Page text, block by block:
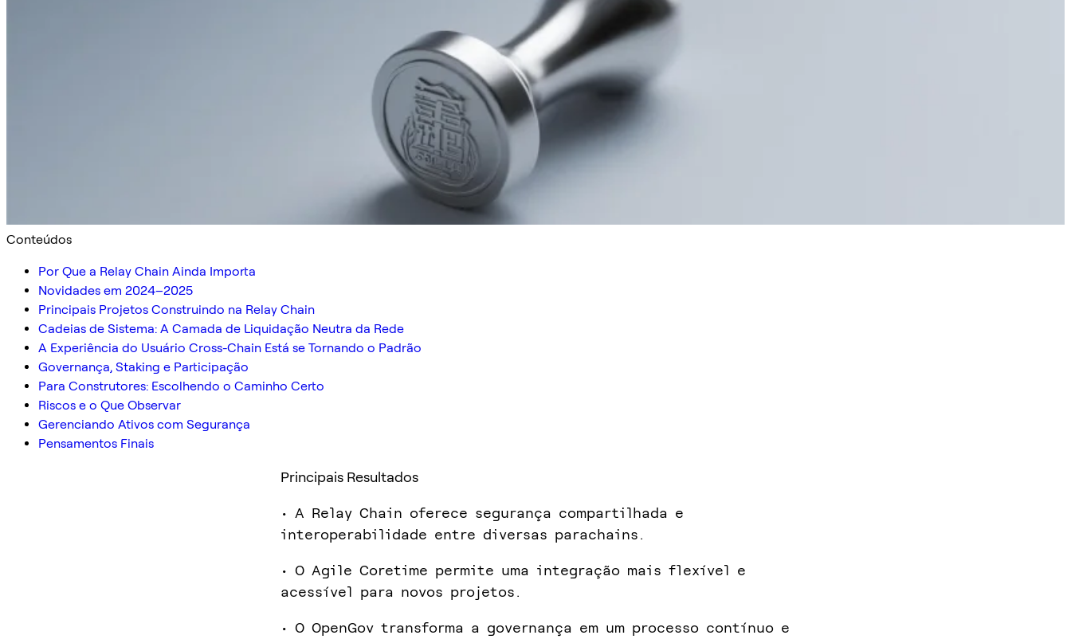
Conteúdos
Por Que a Relay Chain Ainda Importa
Novidades em 2024–2025
Principais Projetos Construindo na Relay Chain
Cadeias de Sistema: A Camada de Liquidação Neutra da Rede
A Experiência do Usuário Cross-Chain Está se Tornando o Padrão
Governança, Staking e Participação
Para Construtores: Escolhendo o Caminho Certo
Riscos e o Que Observar
Gerenciando Ativos com Segurança
Pensamentos Finais
Principais Resultados
• A Relay Chain oferece segurança compartilhada e
interoperabilidade entre diversas parachains.
• O Agile Coretime permite uma integração mais flexível e
acessível para novos projetos.
• O OpenGov transforma a governança em um processo contínuo e